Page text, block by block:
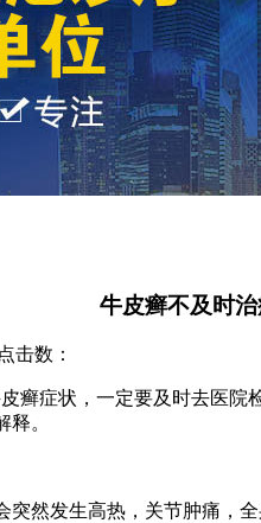
牛皮癣不及时
击数：
癣症状，一定要及时去医
。
然发生高热，关节肿痛